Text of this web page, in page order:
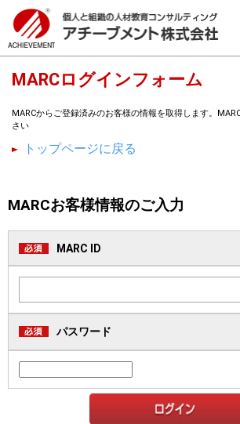
MARCログインフォーム
MARCからご登録済みのお客様の情報を取得します。
さい
トップページに戻る
MARCお客様情報のご入力
MARC ID
パスワード